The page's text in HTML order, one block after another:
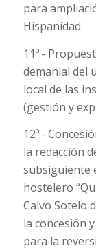
para
Hispanidad.
11º.-
demanial del
local de las
(gestión y
12º.-
la redacción
subsiguiente
hostelero
Calvo Sotelo
la concesión
para la